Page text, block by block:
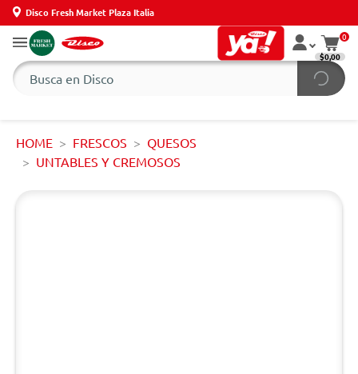
Disco Fresh Market Plaza Italia
0
$0,00
HOME FRESCOS
QUESOS
UNTABLES Y CREMOSOS